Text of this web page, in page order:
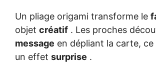
Un pliage origami transforme le
objet créatif . Les proches
message en dépliant la carte, ce
un effet surprise .